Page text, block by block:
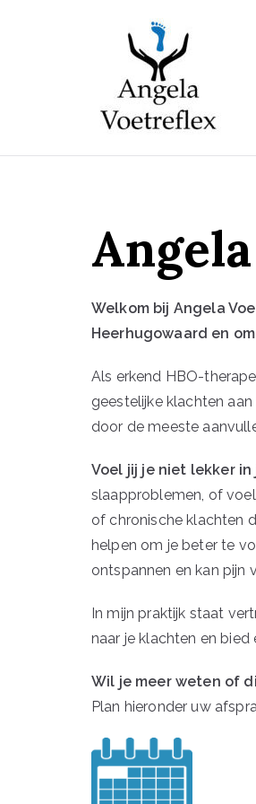
Welkom bij Angela
Heerhugowaard en
Als erkend HBO-
geestelijke klachten
door de meeste
Voel jij je niet lekker in
slaapproblemen, of
of chronische klachten
helpen om je beter te
ontspannen en kan pijn
In mijn praktijk staat
naar je klachten en
Wil je meer weten of
Plan hieronder uw